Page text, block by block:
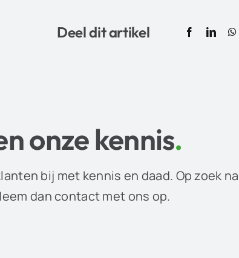
Deel dit artikel
onze kennis.
bij met kennis en daad. Op zoek
dan contact met ons op.